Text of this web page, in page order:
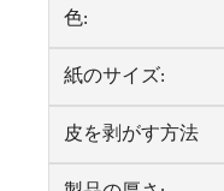
色:
紙のサイズ:
皮を剥がす方法